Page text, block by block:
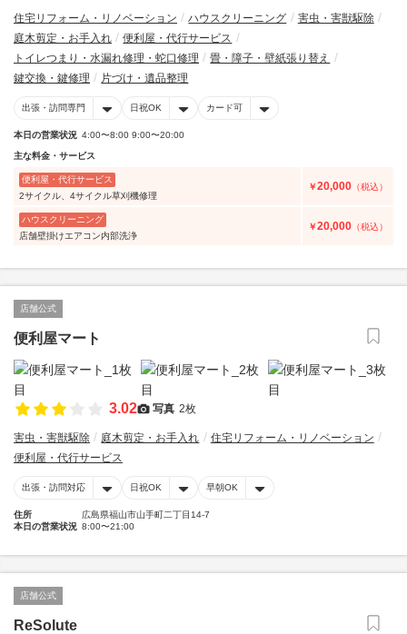
住宅リフォーム・リノベーション ハウスクリーニング
害虫・害獣駆除
庭木剪定・お手入れ
便利屋・代行サービス
トイレつまり・水漏れ修理・蛇口修理
畳・障子・壁紙張り替え
鍵交換・鍵修理
片づけ・遺品整理
出張・訪問専門 日祝OK カード可
本日の営業状況 4:00〜8:00 9:00〜20:00
主な料金・サービス
便利屋・代行サービス
2サイクル、4サイクル草刈機修理
￥20,000 （税込）
ハウスクリーニング
店舗壁掛けエアコン内部洗浄
￥20,000 （税込）
店舗公式
便利屋マート
3.02 写真 2枚
害虫・害獣駆除 庭木剪定・お手入れ
住宅リフォーム・リノベーション
便利屋・代行サービス
出張・訪問対応 日祝OK 早朝OK
住所
広島県福山市山手町二丁目14-7
本日の営業状況 8:00〜21:00
店舗公式
ReSolute